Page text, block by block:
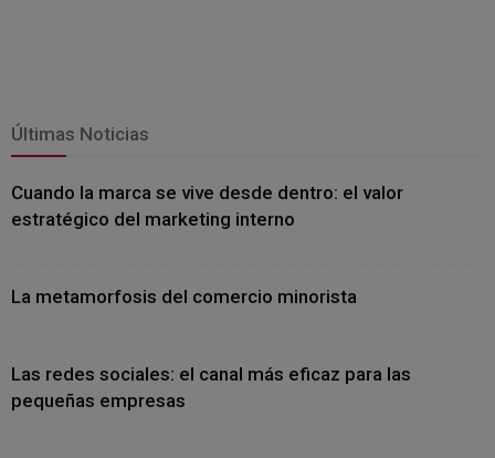
Últimas Noticias
Cuando la marca se vive desde dentro: el valor
estratégico del marketing interno
La metamorfosis del comercio minorista
Las redes sociales: el canal más eficaz para las
pequeñas empresas